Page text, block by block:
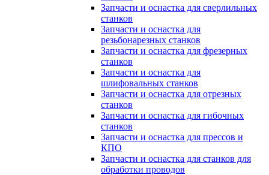
Запчасти и оснастка для сверлильных
станков
Запчасти и оснастка для
резьбонарезных станков
Запчасти и оснастка для фрезерных
станков
Запчасти и оснастка для
шлифовальных станков
Запчасти и оснастка для отрезных
станков
Запчасти и оснастка для гибочных
станков
Запчасти и оснастка для прессов и
КПО
Запчасти и оснастка для станков для
обработки проводов